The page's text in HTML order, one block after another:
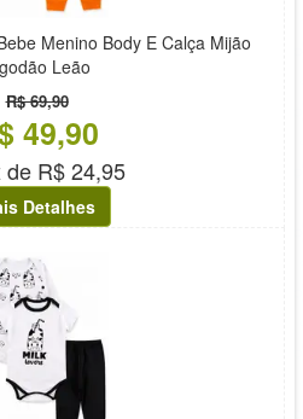
Menino Body E Calça Mijão
Leão
R$ 69,90
49,90
de R$ 24,95
Detalhes